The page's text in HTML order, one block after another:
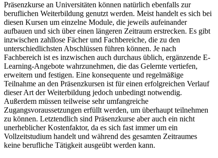
Präsenzkurse an Universitäten können natürlich ebenfalls zur
beruflichen Weiterbildung genutzt werden. Meist handelt es sich bei
diesen Kursen um einzelne Module, die jeweils aufeinander
aufbauen und sich über einen längeren Zeitraum erstrecken. Es gibt
inzwischen zahllose Fächer und Fachbereiche, die zu den
unterschiedlichsten Abschlüssen führen können. Je nach
Fachbereich ist es inzwischen auch durchaus üblich, ergänzende E-
Learning-Angebote wahrzunehmen, die das Gelernte vertiefen,
erweitern und festigen. Eine konsequente und regelmäßige
Teilnahme an den Präsenzkursen ist für einen erfolgreichen Verlauf
dieser Art der Weiterbildung jedoch unbedingt notwendig.
Außerdem müssen teilweise sehr umfangreiche
Zugangsvoraussetzungen erfüllt werden, um überhaupt teilnehmen
zu können. Letztendlich sind Präsenzkurse aber auch ein nicht
unerheblicher Kostenfaktor, da es sich fast immer um ein
Vollzeitstudium handelt und während des gesamten Zeitraumes
keine berufliche Tätigkeit ausgeübt werden kann.